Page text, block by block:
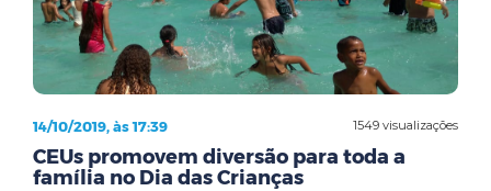
1549 visualizações
14/10/2019, às 17:39
CEUs promovem diversão para toda a
família no Dia das Crianças